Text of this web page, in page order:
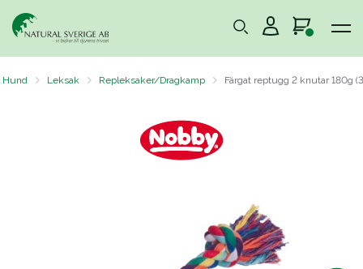
Hund Leksak Repleksaker/Dragkamp Färgat reptugg 2 knutar 180g